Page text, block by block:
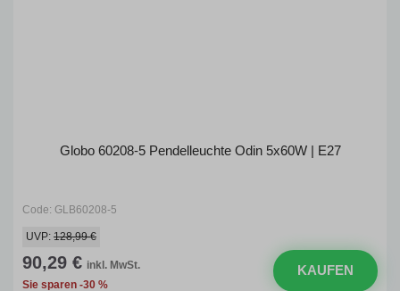
Globo 60208-5 Pendelleuchte Odin 5x60W | E27
Code: GLB60208-5
UVP: 128,99 €
90,29 € inkl. MwSt.
Sie sparen -30 %
KAUFEN